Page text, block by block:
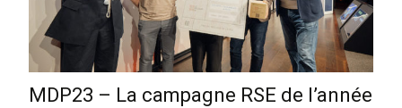
MDP23 – La campagne RSE de l’année